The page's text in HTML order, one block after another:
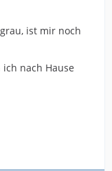
ist mir noch
nach Hause